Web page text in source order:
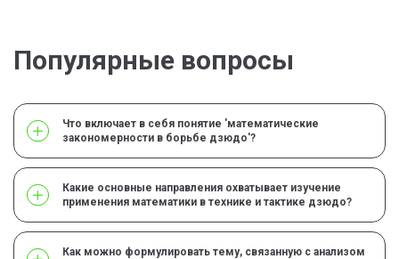
Популярные вопросы
Что включает в себя понятие 'математические
закономерности в борьбе дзюдо'?
Какие основные направления охватывает изучение
применения математики в технике и тактике дзюдо?
Как можно формулировать тему, связанную с анализом